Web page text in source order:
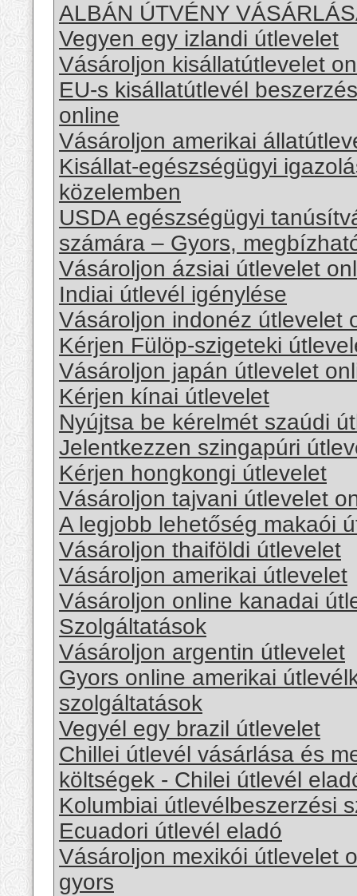
ALBÁN ÚTVÉNY
Vegyen egy izlandi útlevelet
Vásároljon kisállatútlevelet
EU-s kisállatútlevél
online
Vásároljon amerikai
Kisállat-egészségügyi
közelemben
USDA egészségügyi
számára – Gyors,
Vásároljon ázsiai útlevelet
Indiai útlevél igénylése
Vásároljon indonéz útlevelet
Kérjen Fülöp-szigeteki
Vásároljon japán útlevelet
Kérjen kínai útlevelet
Nyújtsa be kérelmét szaúdi
Jelentkezzen szingapúri
Kérjen hongkongi útlevelet
Vásároljon tajvani útlevelet
A legjobb lehetőség makaói
Vásároljon thaiföldi útlevelet
Vásároljon amerikai útlevelet
Vásároljon online kanadai
Szolgáltatások
Vásároljon argentin útlevelet
Gyors online amerikai
szolgáltatások
Vegyél egy brazil útlevelet
Chillei útlevél vásárlása és
költségek - Chilei útlevél
Kolumbiai útlevélbeszerzési
Ecuadori útlevél eladó
Vásároljon mexikói útlevelet
gyors